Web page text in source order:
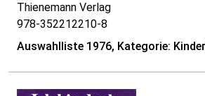
Thienemann Verlag
978-352212210-8
Auswahlliste 1976, Kategorie: